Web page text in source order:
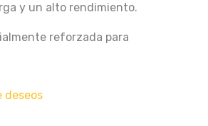
y un alto rendimiento.
reforzada para
deseos